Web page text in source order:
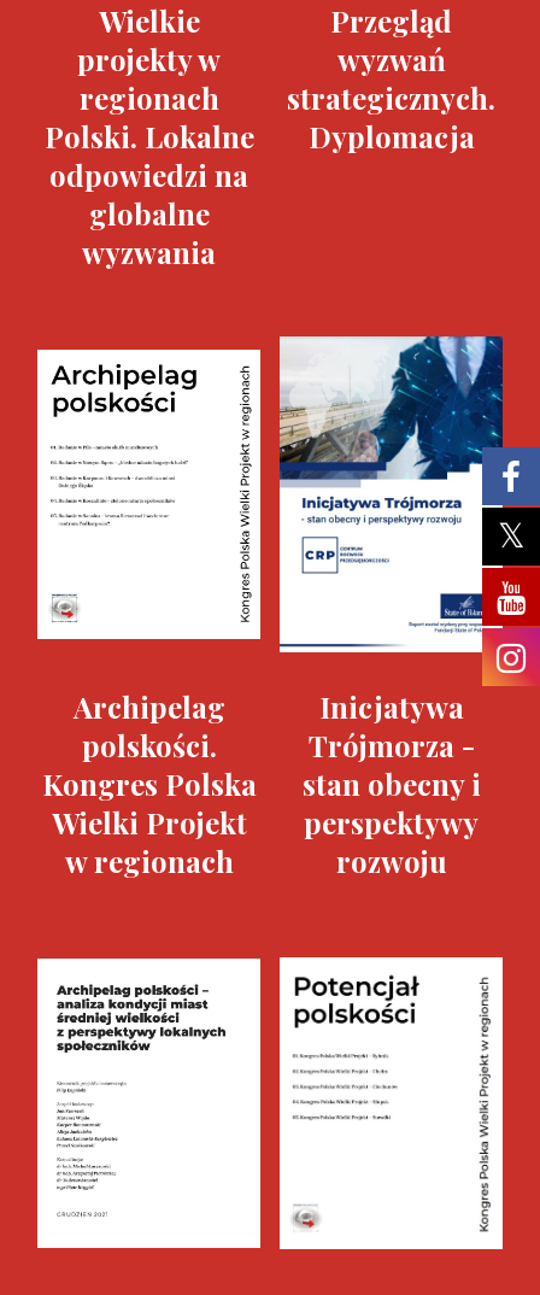
Wielkie
projekty w
regionach
Polski. Lokalne
odpowiedzi na
globalne
wyzwania
Przegląd
wyzwań
strategicznych.
Dyplomacja
Archipelag
polskości.
Kongres Polska
Wielki Projekt
w regionach
Inicjatywa
Trójmorza -
stan obecny i
perspektywy
rozwoju